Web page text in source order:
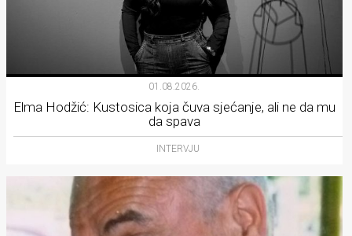
01.08.2026.
Elma Hodžić: Kustosica koja čuva sjećanje, ali ne da mu
da spava
INTERVJU